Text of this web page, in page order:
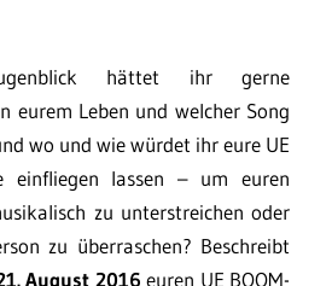
hättet ihr gerne
eurem Leben und welcher Song
wo und wie würdet ihr eure UE
einfliegen lassen – um euren
zu unterstreichen oder
zu überraschen? Beschreibt
August 2016 euren UE BOOM-